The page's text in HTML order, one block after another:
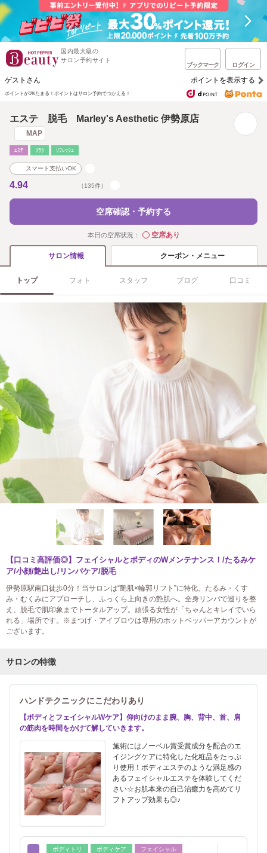
国内最大級の
サロン予約サイト
ブックマーク ログイン
ゲストさん ポイントを表示する
ポイントが1%たまる！ ポイントはサロン予約でつかえる！
エステ 脱毛 Marley's Aesthetic 伊勢原店
MAP
ｴｽﾃ ﾘﾗｸ ﾘﾌﾚｯｼｭ
スマート支払いOK
4.94 （135件）
空席確認・予約する
本日の空席状況： ◯空席あり
サロン情報 クーポン・メニュー
トップ フォト スタッフ ブログ 口コミ
【口コミ高評価◎】フェイシャルとボディのWメンテナンス！/たるみケ
ア/小顔/艶出し/リンパケア/脱毛
伊勢原駅南口徒歩0分！当サロンは“艶肌×輪郭リフト”に特化。たるみ・くす
み・むくみにアプローチし、ふっくら上向きの艶肌へ。全身リンパで巡りを整
え、脱毛で肌印象までトータルアップ。頑張る女性が「ちゃんとキレイでいら
れる」場所です。※まつげ・アイブロウは専用のホットペッパーアカウントが
ございます。
サロンの特徴
ハンドテクニックにこだわりあり
【ボディとフェイシャルWケア】仰向けのまま腕、胸、背中、首、肩
の筋肉を時間をかけて解していきます。
施術にはノーベル賞受賞成分を配合のエ
イジングケアに特化した化粧品をたっぷ
り使用！ボディエステのような満足感の
あるフェイシャルエステを体験してくだ
さい☆お肌本来の自己治癒力を高めてリ
フトアップ効果も◎♪
ボディトリ ボディケア
フェイシャル